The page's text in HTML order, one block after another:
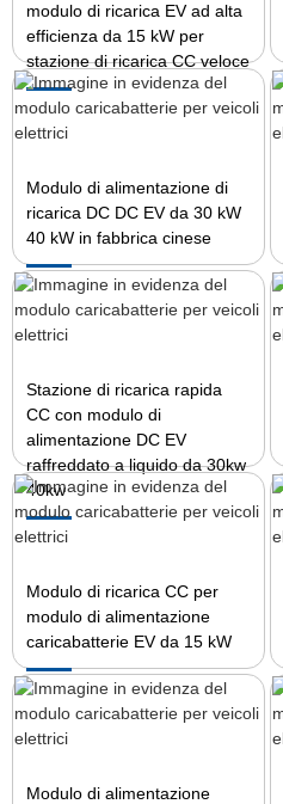
modulo di ricarica EV ad alta
efficienza da 15 kW per
stazione di ricarica CC veloce
Modulo di alimentazione di
ricarica DC DC EV da 30 kW
40 kW in fabbrica cinese
Stazione di ricarica rapida
CC con modulo di
alimentazione DC EV
raffreddato a liquido da 30kw
40kw
Modulo di ricarica CC per
modulo di alimentazione
caricabatterie EV da 15 kW
Modulo di alimentazione